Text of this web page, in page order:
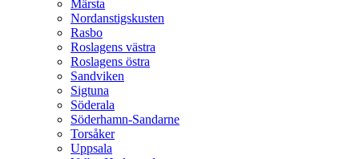
Märsta
Nordanstigskusten
Rasbo
Roslagens västra
Roslagens östra
Sandviken
Sigtuna
Söderala
Söderhamn-Sandarne
Torsåker
Uppsala